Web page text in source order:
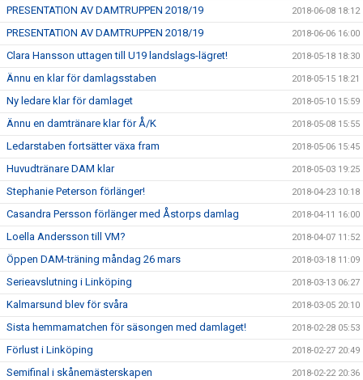
PRESENTATION AV DAMTRUPPEN 2018/19 2018-06-08 18:12
PRESENTATION AV DAMTRUPPEN 2018/19 2018-06-06 16:00
Clara Hansson uttagen till U19 landslags-lägret! 2018-05-18 18:30
Ännu en klar för damlagsstaben 2018-05-15 18:21
Ny ledare klar för damlaget 2018-05-10 15:59
Ännu en damtränare klar för Å/K 2018-05-08 15:55
Ledarstaben fortsätter växa fram 2018-05-06 15:45
Huvudtränare DAM klar 2018-05-03 19:25
Stephanie Peterson förlänger! 2018-04-23 10:18
Casandra Persson förlänger med Åstorps damlag 2018-04-11 16:00
Loella Andersson till VM? 2018-04-07 11:52
Öppen DAM-träning måndag 26 mars 2018-03-18 11:09
Serieavslutning i Linköping 2018-03-13 06:27
Kalmarsund blev för svåra 2018-03-05 20:10
Sista hemmamatchen för säsongen med damlaget! 2018-02-28 05:53
Förlust i Linköping 2018-02-27 20:49
Semifinal i skånemästerskapen 2018-02-22 20:36